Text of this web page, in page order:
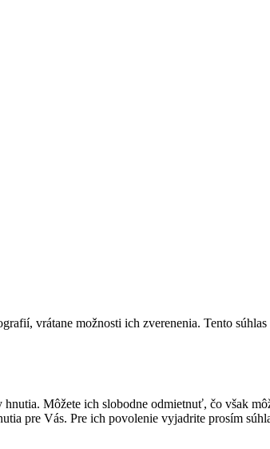
vrátane možnosti ich zverenenia. Tento
Môžete ich slobodne odmietnuť, čo však
pre Vás. Pre ich povolenie vyjadrite prosím